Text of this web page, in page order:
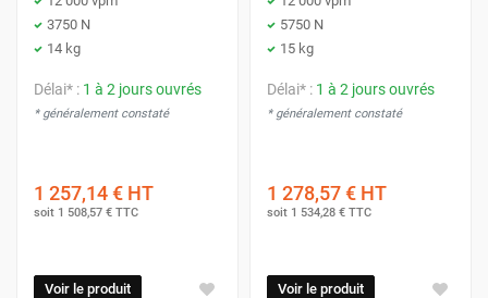
3750 N
14 kg
Délai* : 1 à 2 jours ouvrés
* généralement constaté
1 257,14 € HT
soit 1 508,57 € TTC
Voir le produit
5750 N
15 kg
Délai* : 1 à 2 jours ouvrés
* généralement constaté
1 278,57 € HT
soit 1 534,28 € TTC
Voir le produit